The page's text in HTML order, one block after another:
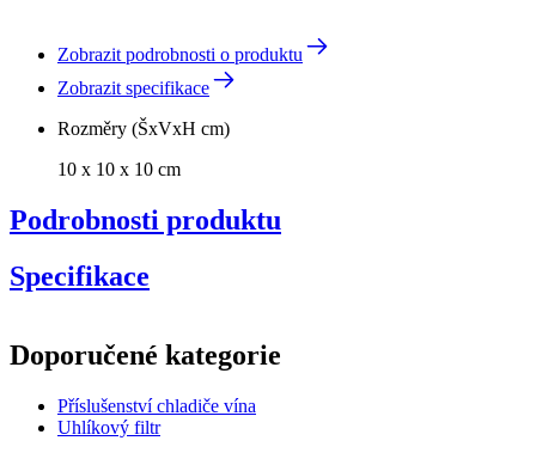
Zobrazit podrobnosti o produktu
Zobrazit specifikace
Rozměry (ŠxVxH cm)
10 x 10 x 10 cm
Podrobnosti produktu
Specifikace
Číslo produktuDZ01-0149
Obecné
Doporučené kategorie
Příslušenství chladiče vína
Uhlíkový filtr